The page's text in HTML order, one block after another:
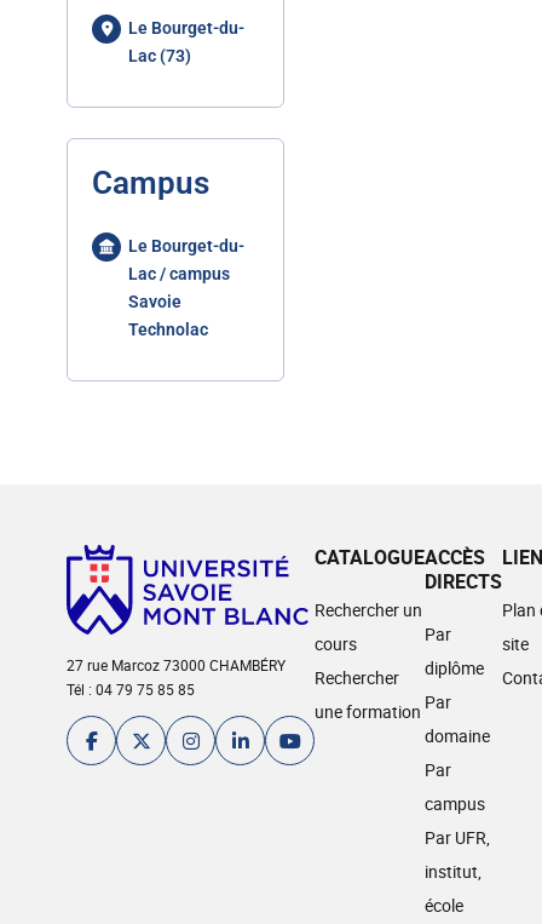
Le Bourget-du-
Lac (73)
Campus
Le Bourget-du-
Lac / campus
Savoie
Technolac
27 rue Marcoz 73000 CHAMBÉRY
Tél : 04 79 75 85 85
CATALOGUE
Rechercher un
cours
Rechercher
une formation
ACCÈS
DIRECTS
Par
diplôme
Par
domaine
Par
campus
Par UFR,
institut,
école
Plan
site